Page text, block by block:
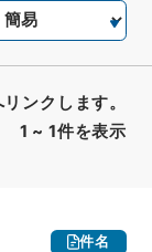
1 ~ 1件を表示
ンクします。
件名